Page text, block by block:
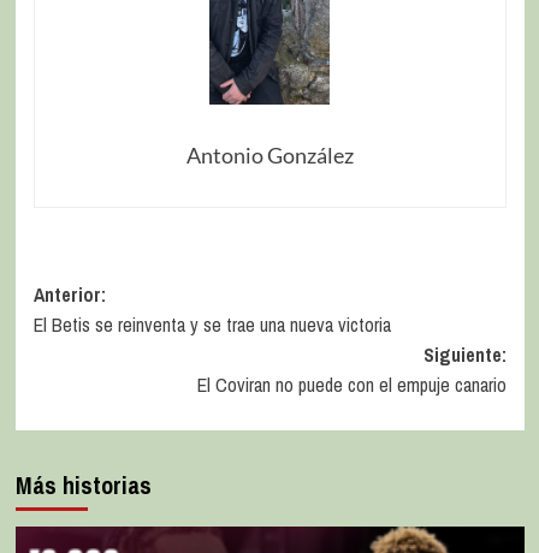
Antonio González
Anterior:
El Betis se reinventa y se trae una nueva victoria
Siguiente:
El Coviran no puede con el empuje canario
Más historias